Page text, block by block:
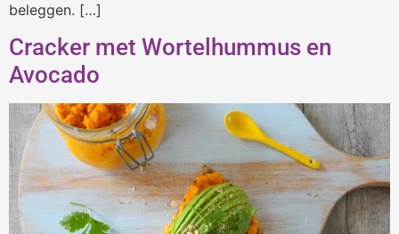
beleggen. […]
Cracker met Wortelhummus en
Avocado